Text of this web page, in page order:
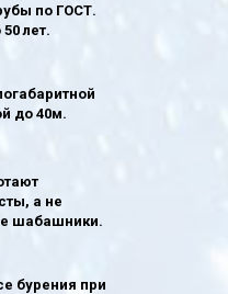
по ГОСТ.
лет.
до 40м.
а не
шабашники.
бурения при